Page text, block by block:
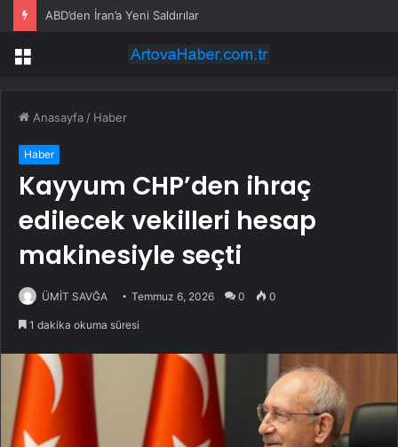
ABD’den İran’a Yeni Saldırılar
Menü
Anasayfa / Haber
Haber
Kayyum CHP’den ihraç
edilecek vekilleri hesap
makinesiyle seçti
ÜMİT SAVĞA Temmuz 6, 2026 0 0
1 dakika okuma süresi